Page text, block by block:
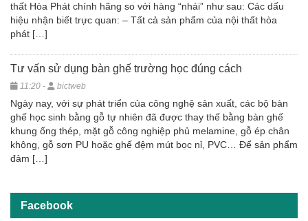
thất Hòa Phát chính hãng so với hàng “nhái” như sau: Các dấu
hiệu nhận biết trực quan: – Tất cả sản phẩm của nội thất hòa
phát […]
Tư vấn sử dụng bàn ghế trường học đúng cách
11:20 - bictweb
Ngày nay, với sự phát triển của công nghệ sản xuất, các bộ bàn
ghế học sinh bằng gỗ tự nhiên đã được thay thế bằng bàn ghế
khung ống thép, mặt gỗ công nghiệp phủ melamine, gỗ ép chân
không, gỗ sơn PU hoặc ghế đệm mút bọc nỉ, PVC… Để sản phẩm
đảm […]
Facebook